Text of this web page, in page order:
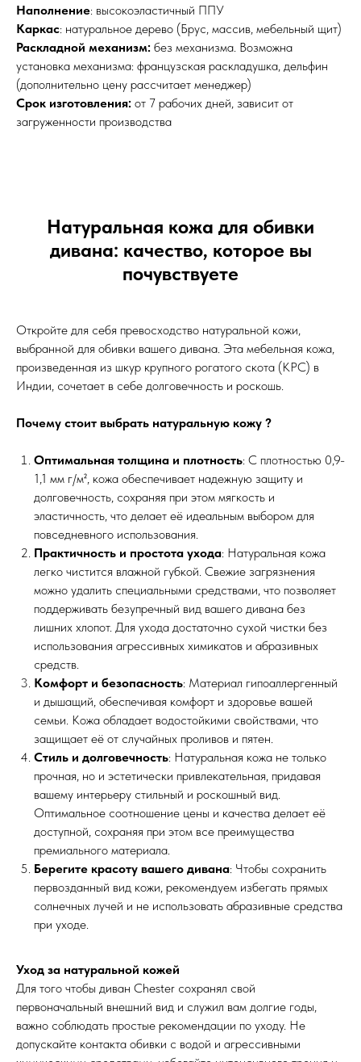
Наполнение: высокоэластичный ППУ
Каркас: натуральное дерево (Брус, массив, мебельный щит)
Раскладной механизм: без механизма. Возможна
установка механизма: французская раскладушка, дельфин
(дополнительно цену рассчитает менеджер)
Срок изготовления: от 7 рабочих дней, зависит от
загруженности производства
Натуральная кожа для обивки
дивана: качество, которое вы
почувствуете
Откройте для себя превосходство натуральной кожи,
выбранной для обивки вашего дивана. Эта мебельная кожа,
произведенная из шкур крупного рогатого скота (КРС) в
Индии, сочетает в себе долговечность и роскошь.
Почему стоит выбрать натуральную кожу ?
Оптимальная толщина и плотность: С плотностью 0,9-
1,1 мм г/м², кожа обеспечивает надежную защиту и
долговечность, сохраняя при этом мягкость и
эластичность, что делает её идеальным выбором для
повседневного использования.
Практичность и простота ухода: Натуральная кожа
легко чистится влажной губкой. Свежие загрязнения
можно удалить специальными средствами, что позволяет
поддерживать безупречный вид вашего дивана без
лишних хлопот. Для ухода достаточно сухой чистки без
использования агрессивных химикатов и абразивных
средств.
Комфорт и безопасность: Материал гипоаллергенный
и дышащий, обеспечивая комфорт и здоровье вашей
семьи. Кожа обладает водостойкими свойствами, что
защищает её от случайных проливов и пятен.
Стиль и долговечность: Натуральная кожа не только
прочная, но и эстетически привлекательная, придавая
вашему интерьеру стильный и роскошный вид.
Оптимальное соотношение цены и качества делает её
доступной, сохраняя при этом все преимущества
премиального материала.
Берегите красоту вашего дивана: Чтобы сохранить
первозданный вид кожи, рекомендуем избегать прямых
солнечных лучей и не использовать абразивные средства
при уходе.
Уход за натуральной кожей
Для того чтобы диван Chester сохранял свой
первоначальный внешний вид и служил вам долгие годы,
важно соблюдать простые рекомендации по уходу. Не
допускайте контакта обивки с водой и агрессивными